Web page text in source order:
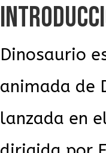
Dinosaurio
animada de
lanzada en